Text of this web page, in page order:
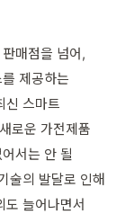
매점을 넘어,
제공하는
신 스마트
로운 가전제품
서는 안 될
술의 발달로 인해
도 늘어나면서